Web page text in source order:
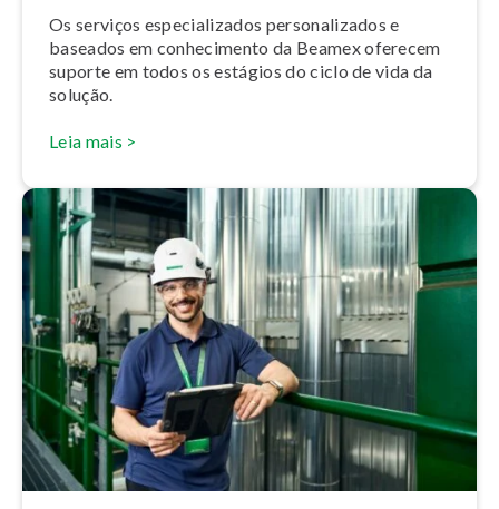
Os serviços es­pe­ci­a­li­za­dos per­so­na­li­za­dos e
baseados em co­nhe­ci­mento da Beamex oferecem
suporte em todos os estágios do ciclo de vida da
solução.
Leia mais >